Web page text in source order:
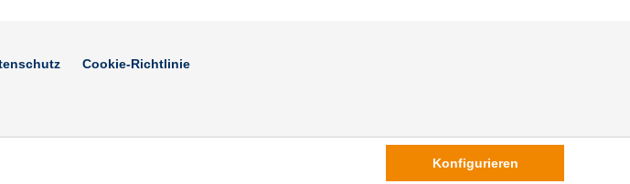
Cookie-Richtlinie
Konfigurieren